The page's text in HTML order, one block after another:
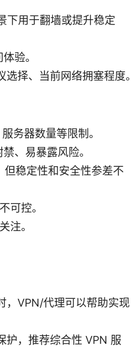
下用于翻墙或提升稳定
验。
择、当前网络拥塞程度。
务器数量等限制。
、易暴露风险。
但稳定性和安全性参差不
可控。
注。
，VPN/代理可以帮助实现
护，推荐综合性 VPN 服